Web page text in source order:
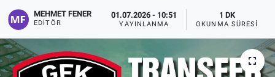
MEHMET FENER
EDITÖR
01.07.2026 - 10:51
YAYINLANMA
1 DK
OKUNMA SÜRESI